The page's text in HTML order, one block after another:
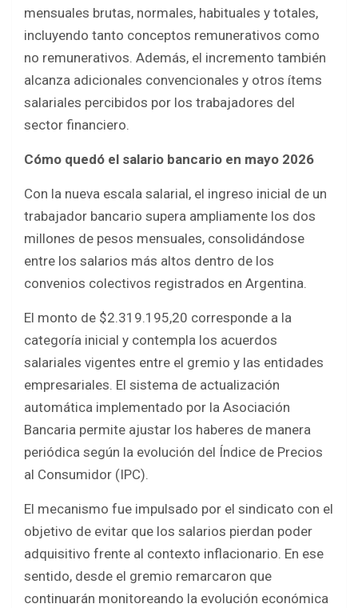
mensuales brutas, normales, habituales y totales,
incluyendo tanto conceptos remunerativos como
no remunerativos. Además, el incremento también
alcanza adicionales convencionales y otros ítems
salariales percibidos por los trabajadores del
sector financiero.
Cómo quedó el salario bancario en mayo 2026
Con la nueva escala salarial, el ingreso inicial de un
trabajador bancario supera ampliamente los dos
millones de pesos mensuales, consolidándose
entre los salarios más altos dentro de los
convenios colectivos registrados en Argentina.
El monto de $2.319.195,20 corresponde a la
categoría inicial y contempla los acuerdos
salariales vigentes entre el gremio y las entidades
empresariales. El sistema de actualización
automática implementado por la Asociación
Bancaria permite ajustar los haberes de manera
periódica según la evolución del Índice de Precios
al Consumidor (IPC).
El mecanismo fue impulsado por el sindicato con el
objetivo de evitar que los salarios pierdan poder
adquisitivo frente al contexto inflacionario. En ese
sentido, desde el gremio remarcaron que
continuarán monitoreando la evolución económica